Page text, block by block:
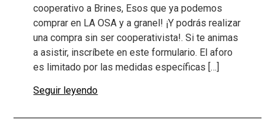
cooperativo a Brines, Esos que ya podemos
comprar en LA OSA y a granel! ¡Y podrás realizar
una compra sin ser cooperativista!. Si te animas
a asistir, inscríbete en este formulario. El aforo
es limitado por las medidas específicas […]
Seguir leyendo